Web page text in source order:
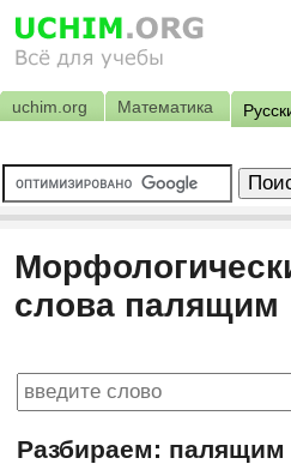
uchim.org Математика
слова палящим
Разбираем: палящим